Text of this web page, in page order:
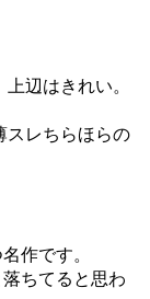
辺はきれい。
スレちらほらの
作です。
ちてると思わ